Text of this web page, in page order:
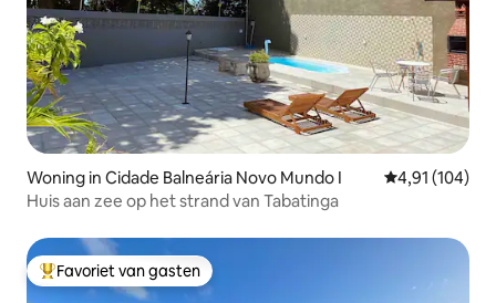
Woning in Cidade Balneária Novo Mundo I Gemiddelde
4,91 (104)
Huis aan zee op het strand van Tabatinga
Topfavoriet van gasten
Favoriet van gasten